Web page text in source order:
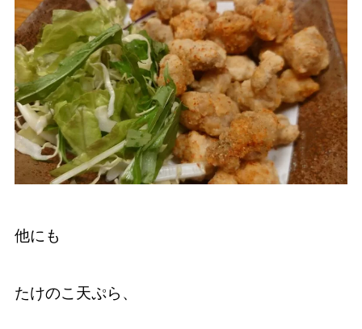
他にも
たけのこ天ぷら、